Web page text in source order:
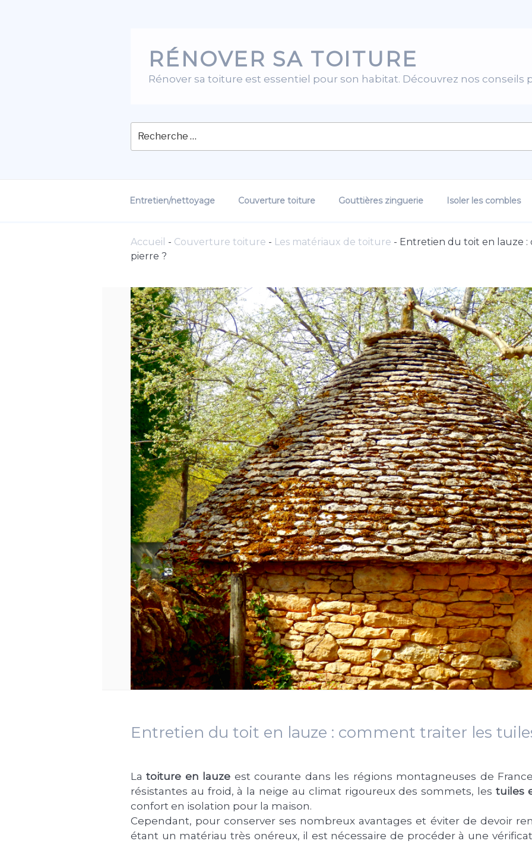
RÉNOVER SA TOITURE
Rénover sa toiture est essentiel pour son habitat. Découvrez nos conseils
Entretien/nettoyage Couverture toiture Gouttières zinguerie Isoler les combles
Accueil - Couverture toiture - Les matériaux de toiture - Entretien du toit en lauze
pierre ?
Entretien du toit en lauze : comment traiter les
Latoiture en lauze est courante dans les régions montagneuses de
résistantes au froid, à la neige au climat rigoureux des sommets, les tuiles
confort en isolation pour la maison.
Cependant, pour conserver ses nombreux avantages et éviter de devoir
étant un matériau très onéreux, il est nécessaire de procéder à une